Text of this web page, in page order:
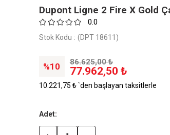
Dupont Ligne 2 Fire X Gold
0.0
Stok Kodu (DPT 18611)
10 86.625,00 ₺
77.962,50 ₺
10.221,75 ₺ `den başlayan taksitlerle